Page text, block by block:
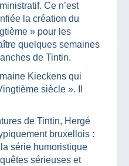
Ce n’est
la création du
» pour les
quelques semaines
de Tintin.
Kieckens qui
siècle ». Il
de Tintin, Hergé
bruxellois :
série humoristique
sérieuses et